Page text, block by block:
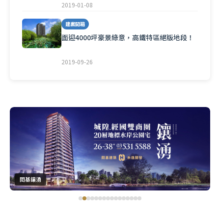
閎基鑲湧
2019-01-08
建案開箱
面迎4000坪豪景綠意，高鐵特區絕版地段！
2019-09-26